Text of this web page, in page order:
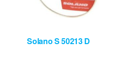
Solano S 50213 D